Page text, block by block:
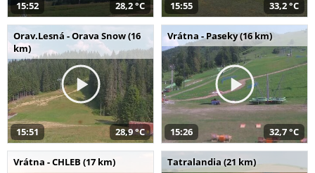
15:52 28,2 °C 15:55 33,2 °C
Orav.Lesná - Orava Snow (16
km)
15:51 28,9 °C
Vrátna - Paseky (16 km)
15:26 32,7 °C
Vrátna - CHLEB (17 km) Tatralandia (21 km)